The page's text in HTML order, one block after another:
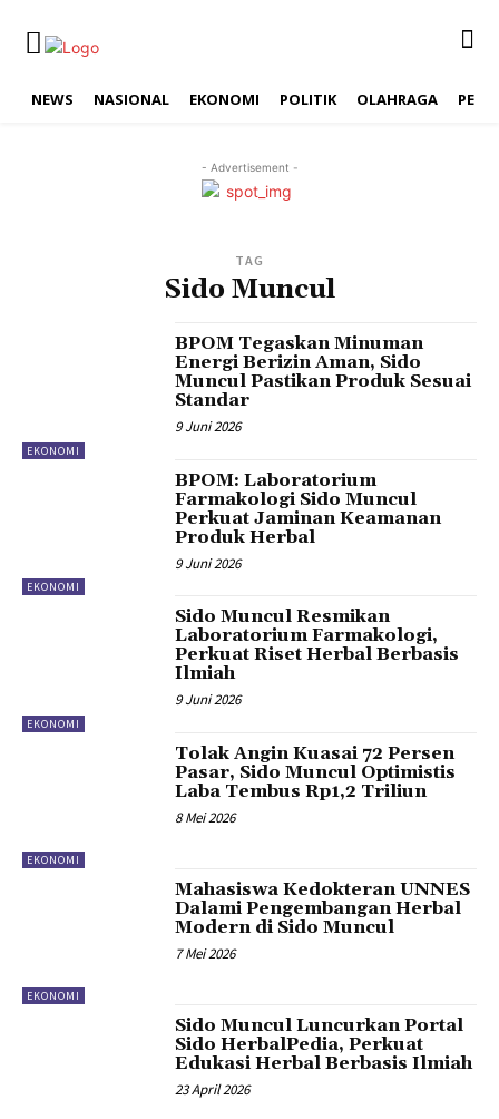
NEWS NASIONAL EKONOMI POLITIK OLAHRAGA
- Advertisement -
TAG
Sido Muncul
EKONOMI
BPOM Tegaskan Minuman
Energi Berizin Aman, Sido
Muncul Pastikan Produk Sesuai
Standar
9 Juni 2026
EKONOMI
BPOM: Laboratorium
Farmakologi Sido Muncul
Perkuat Jaminan Keamanan
Produk Herbal
9 Juni 2026
EKONOMI
Sido Muncul Resmikan
Laboratorium Farmakologi,
Perkuat Riset Herbal Berbasis
Ilmiah
9 Juni 2026
EKONOMI
Tolak Angin Kuasai 72 Persen
Pasar, Sido Muncul Optimistis
Laba Tembus Rp1,2 Triliun
8 Mei 2026
EKONOMI
Mahasiswa Kedokteran UNNES
Dalami Pengembangan Herbal
Modern di Sido Muncul
7 Mei 2026
Sido Muncul Luncurkan Portal
Sido HerbalPedia, Perkuat
Edukasi Herbal Berbasis Ilmiah
23 April 2026